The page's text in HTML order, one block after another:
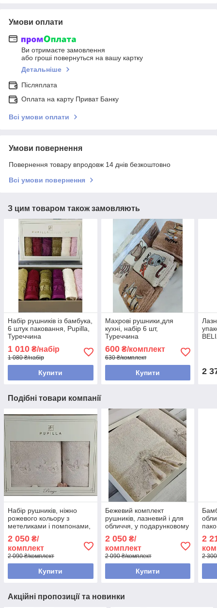
Умови оплати
Ви отримаєте замовлення
або гроші повернуться на вашу картку
Детальніше
Післяплата
Оплата на карту Приват Банку
Всі умови оплати
Умови повернення
Повернення товару впродовж 14 днів безкоштовно
Всі умови повернення
З цим товаром також замовляють
Набір рушників із бамбука,
6 штук паковання, Pupilla,
Туреччина
1 010 ₴/набір
1 080 ₴/набір
Купити
Махрові рушники,для
кухні, набір 6 шт,
Туреччина
600₴/комплект
630 ₴/комплект
Купити 2
Подібні товари компанії
Набір рушників, ніжно
рожевого кольору з
метеликами і помпонами,
2 050 ₴/
комплект
2 090 ₴/комплект
Купити
Бежевий комплект
рушників, лазневий і для
обличчя, у подарунковому
bambuk
2 050₴/
комплект
2 090 ₴/комплект
Купити
2
2
Акційні пропозиції та новинки